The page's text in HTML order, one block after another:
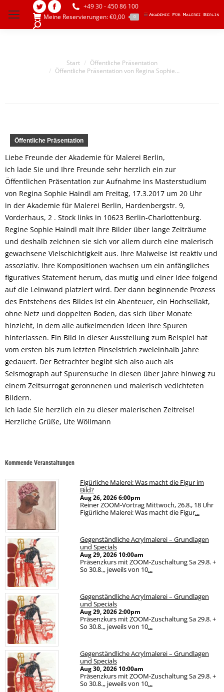
Twitter
page
Facebook
new
+49 30 - 450 86 100
Meine Reservierungen:€0,00 0
Search:
Sie befinden sich hier:
Start
Öffentliche Präsentation
Öffentliche Präsentation von Regina Sophie…
Öffentliche Präsentation
Liebe Freunde der Akademie für Malerei Berlin,
ich lade Sie und Ihre Freunde sehr herzlich ein zur
Öffentlichen Präsentation zur Aufnahme ins Masterstudium
von Regina Sophie Haindl am Freitag, 17.3.2017 um 20 Uhr
in der Akademie für Malerei Berlin, Hardenbergstr. 9,
Vorderhaus, 2 . Stock links in 10623 Berlin-Charlottenburg.
Regine Sophie Haindl malt ihre Bilder über lange Zeiträume
und deshalb zeichnen sie sich vor allem durch eine malerisch
gewachsene Vielschichtigkeit aus. Ihre Malweise ist reaktiv und
assoziativ. Ihre Kompositionen wachsen um ein anfängliches
figuratives Statement herum, das mutig und einer Idee folgend
auf die Leinwand platziert wird. Der dann beginnende Prozess
des Entstehens des Bildes ist ein Abenteuer, ein Hochseilakt,
ohne Netz und doppelten Boden, das sich über Monate
hinzieht, in dem alle aufkeimenden Ideen ihre Spuren
hinterlassen. Ein Bild in dieser Ausstellung zum Beispiel hat
vom ersten bis zum letzten Pinselstrich zweieinhalb Jahre
gedauert. Der Betrachter begibt sich also auch als
Seismograph auf Spurensuche in diesen über Jahre hinweg zu
einem Zeitsurrogat geronnenen und malerisch vedichteten
Bildern.
Ich lade Sie herzlich ein zu dieser malerischen Zeitreise!
Herzliche Grüße, Ute Wöllmann
Kommende Veranstaltungen
Figürliche Malerei: Was macht die Figur im
Bild?
Aug 26, 20266:00pm
Reiner ZOOM-Vortrag Mittwoch, 26.8., 18 Uhr
Figürliche Malerei: Was macht die Figur...
Gegenständliche Acrylmalerei – Grundlagen
und Specials
Aug 29, 2026 10:00am
Präsenzkurs mit ZOOM-Zuschaltung Sa 29.8. +
So 30.8.,, jeweils von 10...
Gegenständliche Acrylmalerei – Grundlagen
und Specials
Aug 29, 20262:00pm
Präsenzkurs mit ZOOM-Zuschaltung Sa 29.8. +
So 30.8.,, jeweils von 10...
Gegenständliche Acrylmalerei – Grundlagen
und Specials
Aug 30, 2026 10:00am
Präsenzkurs mit ZOOM-Zuschaltung Sa 29.8. +
So 30.8.,, jeweils von 10...